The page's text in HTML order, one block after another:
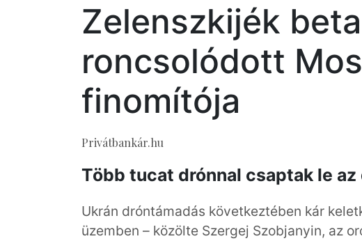
Zelenszkijék
roncsolódott
finomítója
Privátbankár.hu
Több tucat drónnal csaptak le
Ukrán dróntámadás következtében kár
üzemben – közölte Szergej Szobjanyin, az